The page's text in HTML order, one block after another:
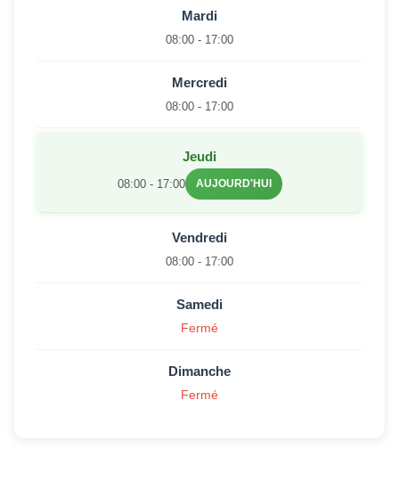
Mardi
08:00 - 17:00
Mercredi
08:00 - 17:00
Jeudi
08:00 - 17:00 AUJOURD'HUI
Vendredi
08:00 - 17:00
Samedi
Fermé
Dimanche
Fermé